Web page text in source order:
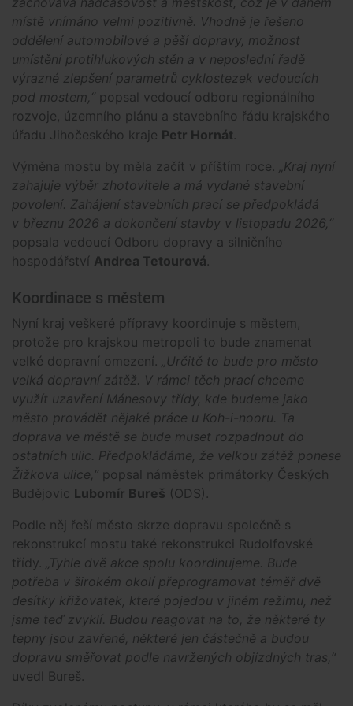
místě vnímáno velmi pozitivně. Vhodně je řešeno
oddělení automobilové a pěší dopravy, možnost
umístění protihlukových stěn a v neposlední řadě
výrazné zlepšení parametrů cyklostezek vedoucích
pod mostem,“ popsal vedoucí odboru regionálního
rozvoje, územního plánu a stavebního řádu krajského
úřadu Jihočeského kraje Petr Hornát.
Výměna mostu by měla začít v příštím roce.
„Kraj nyní
zahajuje výběr zhotovitele a má vydané stavební
povolení. Zahájení stavebních prací se předpokládá
v březnu 2026 a dokončení stavby v listopadu 2026,“
popsala vedoucí Odboru dopravy a silničního
hospodářství Andrea Tetourová.
Koordinace s městem
Nyní kraj veškeré přípravy koordinuje s městem,
protože pro krajskou metropoli to bude znamenat
velké dopravní omezení.
„Určitě to bude pro město
velká dopravní zátěž. V rámci těch prací chceme
využít uzavření Mánesovy třídy, kde budeme jako
město provádět nějaké práce u Koh-i-nooru. Ta
doprava ve městě se bude muset rozpadnout do
ostatních ulic. Předpokládáme, že velkou zátěž ponese
Žižkova ulice,“ popsal náměstek primátorky Českých
Budějovic Lubomír Bureš (ODS).
Podle něj řeší město skrze dopravu společně s
rekonstrukcí mostu také rekonstrukci Rudolfovské
třídy.
„Tyhle dvě akce spolu koordinujeme. Bude
potřeba v širokém okolí přeprogramovat téměř dvě
desítky křižovatek, které pojedou v jiném režimu, než
jsme teď zvyklí. Budou reagovat na to, že některé ty
tepny jsou zavřené, některé jen částečně a budou
dopravu směřovat podle navržených objízdných tras,“
uvedl Bureš.